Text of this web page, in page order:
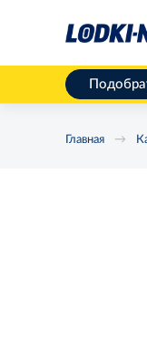
Главная